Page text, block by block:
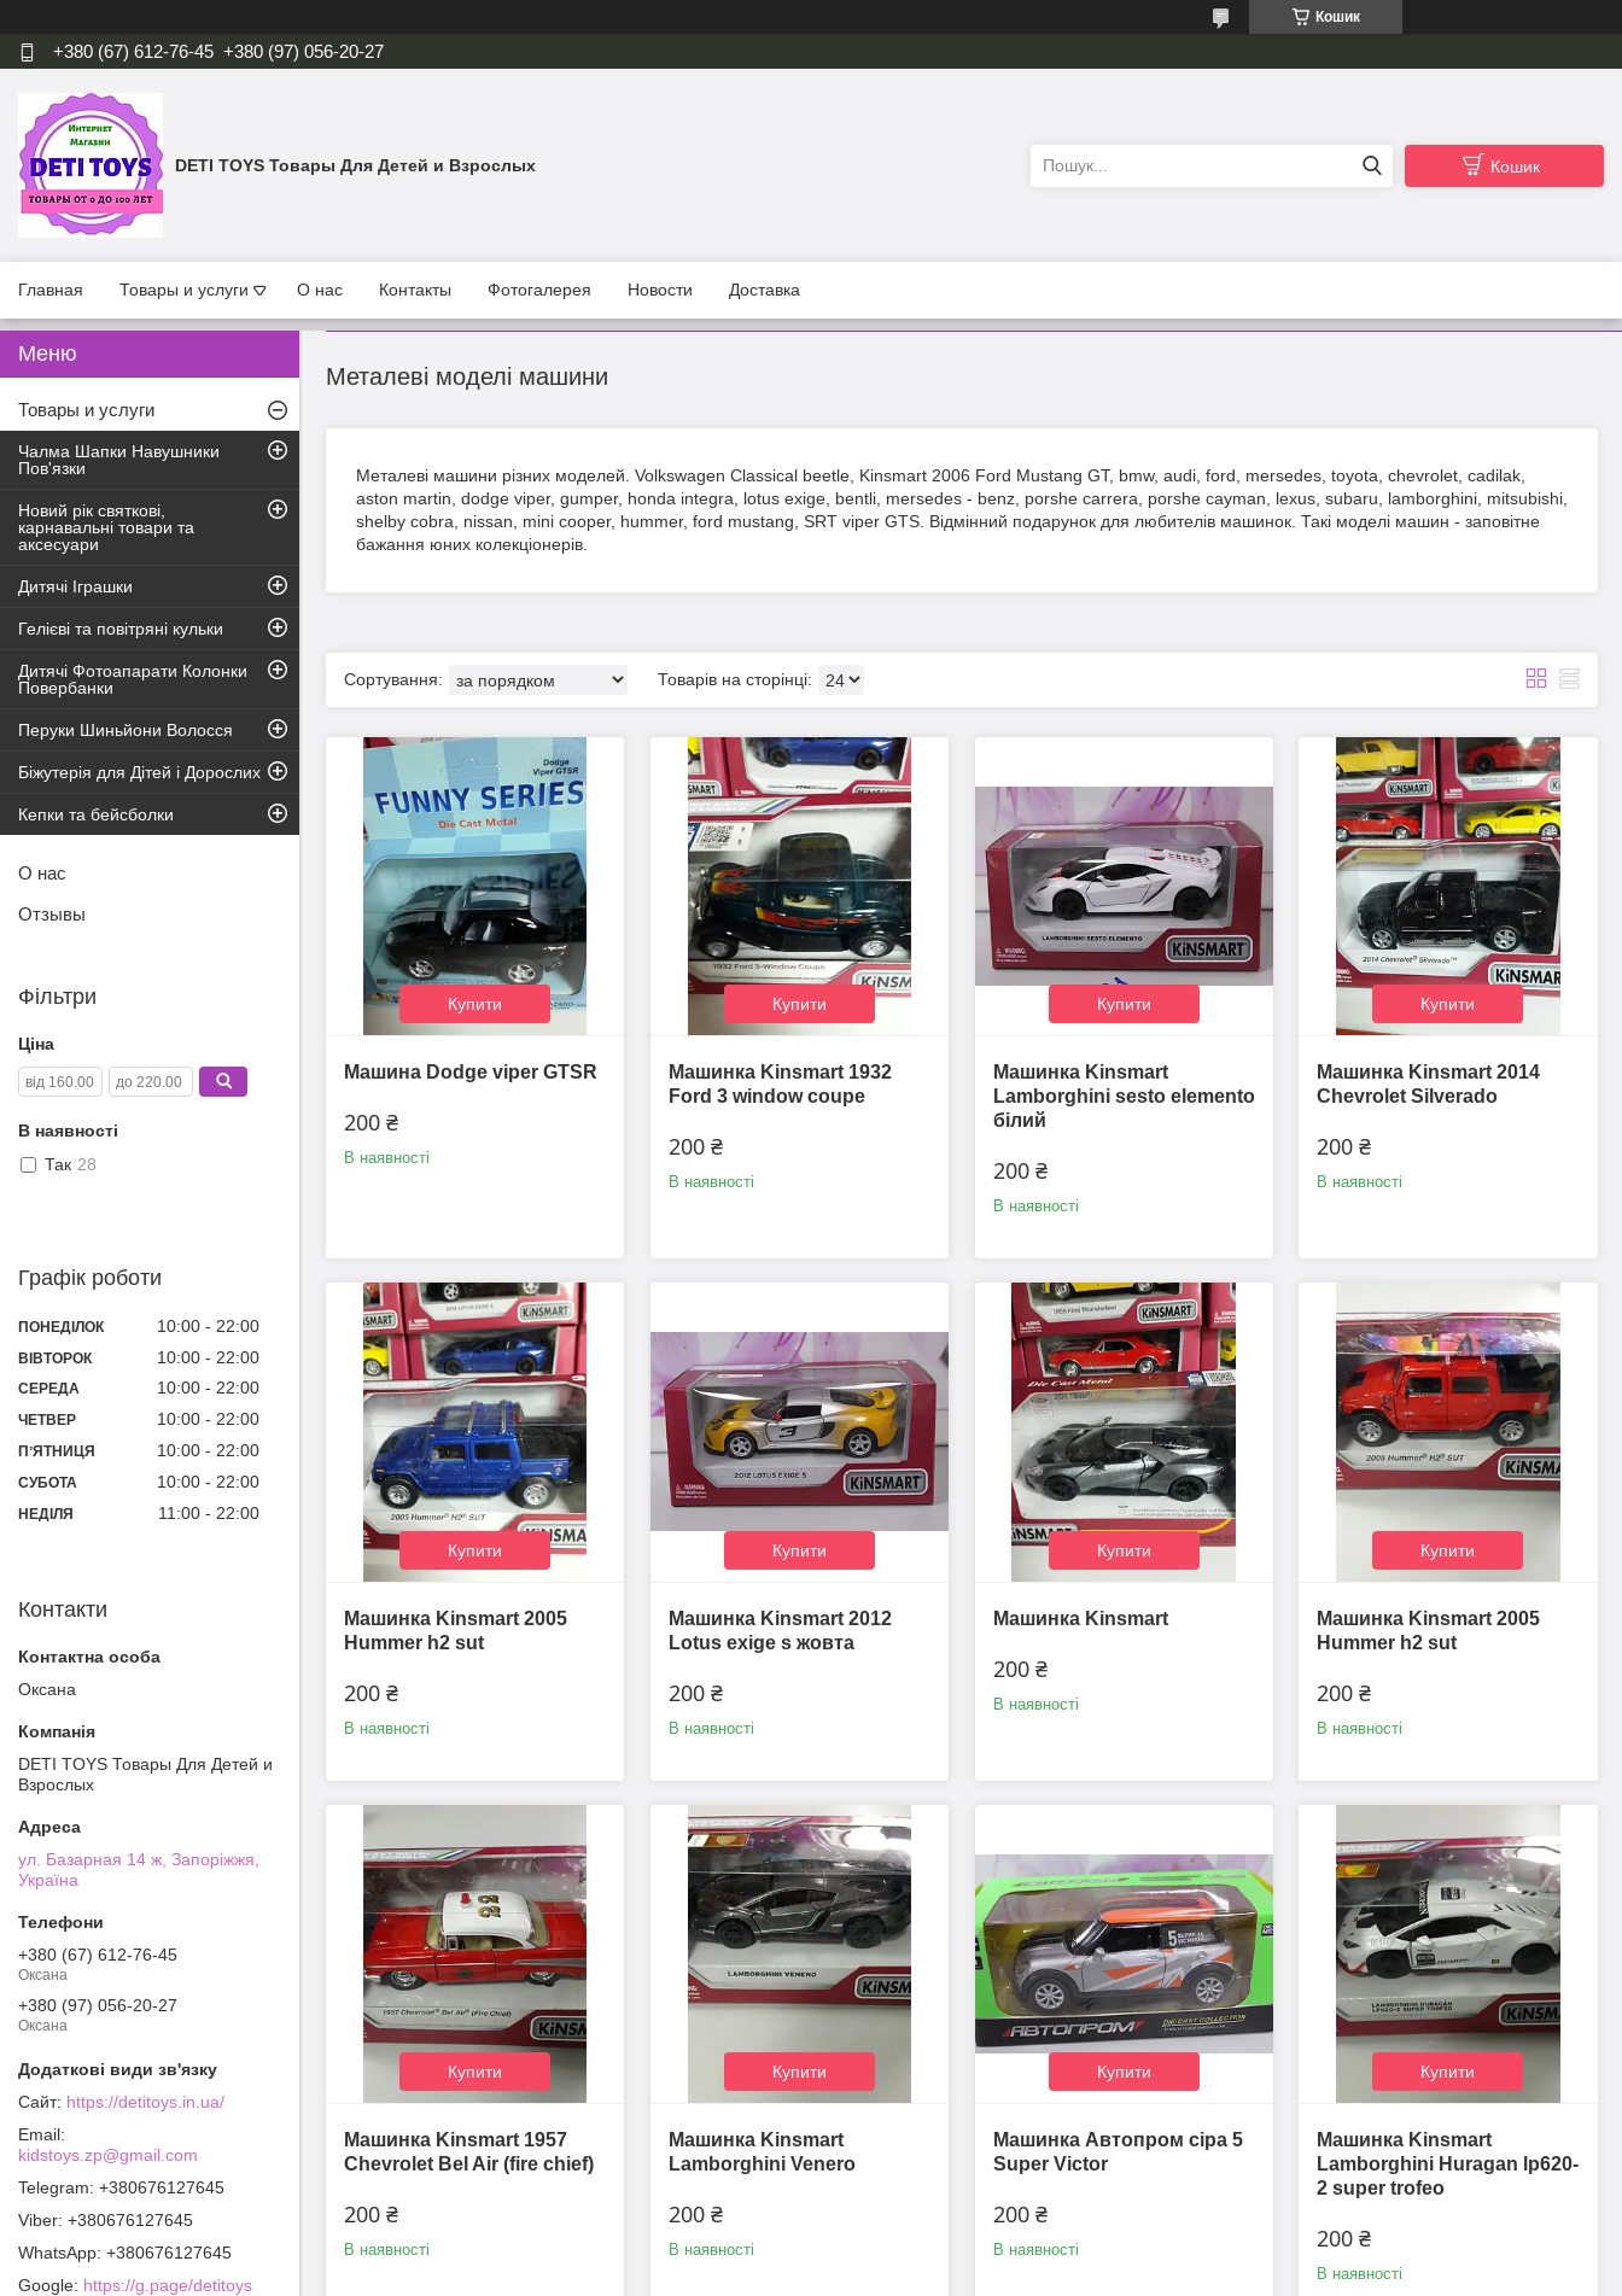
Кошик
+380 (67) 612-76-45 +380 (97) 056-20-27
DETI TOYS Товары Для Детей и Взрослых Кошик
Главная Товары и услуги О нас Контакты Фотогалерея Новости Доставка
Металеві моделі машини
Металеві машини різних моделей. Volkswagen Classical beetle, Kinsmart 2006 Ford Mustang GT, bmw, audi, ford, mersedes, toyota, chevrolet, cadilak,
aston martin, dodge viper, gumper, honda integra, lotus exige, bentli, mersedes - benz, porshe carrera, porshe cayman, lexus, subaru, lamborghini, mitsubishi,
shelby cobra, nissan, mini cooper, hummer, ford mustang, SRT viper GTS. Відмінний подарунок для любителів машинок. Такі моделі машин - заповітне
бажання юних колекціонерів.
Купити
Машина Dodge viper GTSR
200 ₴
В наявності
Купити
Машинка Kinsmart 1932
Ford 3 window coupe
200 ₴
В наявності
Купити
Машинка Kinsmart
Lamborghini sesto elemento
білий
200 ₴
В наявності
Купити
Машинка Kinsmart 2014
Chevrolet Silverado
200 ₴
В наявності
Купити
Машинка Kinsmart 2005
Hummer h2 sut
200 ₴
В наявності
Купити
Машинка Kinsmart 2012
Lotus exige s жовта
200 ₴
В наявності
Купити
Машинка Kinsmart
200 ₴
В наявності
Купити
Машинка Kinsmart 2005
Hummer h2 sut
200 ₴
В наявності
Купити
Машинка Kinsmart 1957
Chevrolet Bel Air (fire chief)
200 ₴
В наявності
Купити
Машинка Kinsmart
Lamborghini Venero
200 ₴
В наявності
Купити
Машинка Автопром сіра 5
Super Victor
200 ₴
В наявності
Купити
Машинка Kinsmart
Lamborghini Huragan lp620-
2 super trofeo
200 ₴
В наявності
Товары и услуги
Чалма Шапки Навушники
Пов'язки
Новий рік святкові,
карнавальні товари та
аксесуари
Дитячі Іграшки
Гелієві та повітряні кульки
Дитячі Фотоапарати Колонки
Повербанки
Перуки Шиньйони Волосся
Біжутерія для Дітей і Дорослих
Кепки та бейсболки
О нас
Отзывы
Фільтри
Ціна
В наявності
Так 28
Графік роботи
ПОНЕДІЛОК 10:00 22:00
ВІВТОРОК 10:00 22:00
СЕРЕДА 10:00 22:00
ЧЕТВЕР 10:00 22:00
ПʼЯТНИЦЯ 10:00 22:00
СУБОТА 10:00 22:00
НЕДІЛЯ 11:00 22:00
Контакти
Оксана
DETI TOYS Товары Для Детей и
Взрослых
ул. Базарная 14 ж, Запоріжжя,
Україна
+380 (67) 612-76-45
Оксана
+380 (97) 056-20-27
Оксана
https://detitoys.in.ua/
kidstoys.zp@gmail.com
+380676127645
+380676127645
+380676127645
Google https://g.page/detitoys